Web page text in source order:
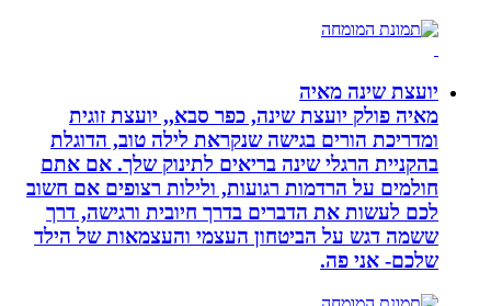
יועצת שינה מאיה
מאיה פולק יועצת שינה, כפר סבא,, יועצת זוגית
ומדריכת הורים בגישה שנקראת לילה טוב, הדוגלת
בהקניית הרגלי שינה בריאים לתינוק שלך. אם אתם
חולמים על הרדמות רגועות, ולילות רצופים אם חשוב
לכם לעשות את הדברים בדרך חיובית ורגישה, דרך
ששמה דגש על הביטחון העצמי והעצמאות של הילד
שלכם- אני פה.